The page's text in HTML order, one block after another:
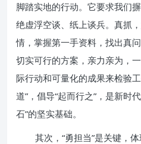
脚踏实地的行动。它要求我们
绝虚浮空谈、纸上谈兵。真抓
情，掌握第一手资料，找出真
切实可行的方案，亲力亲为，
际行动和可量化的成果来检验
道”，倡导“起而行之”，是新时
石”的坚实基础。
其次，“勇担当”是关键，